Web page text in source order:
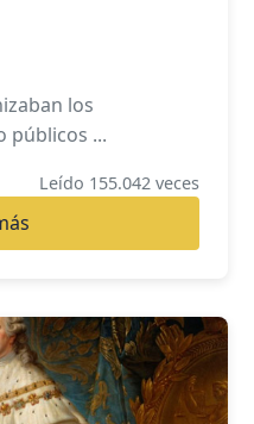
los
públicos ...
Leído 155.042 veces